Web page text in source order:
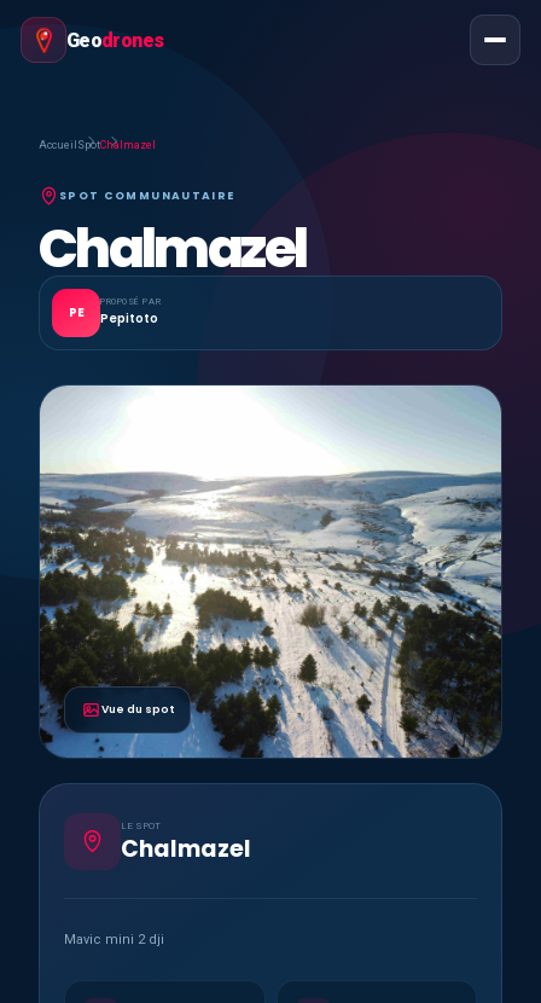
Geodrones
Accueil SpotChalmazel
SPOT COMMUNAUTAIRE
Chalmazel
PE
PROPOSÉ PAR
Pepitoto
Vue du spot
LE SPOT
Chalmazel
Mavic mini 2 dji